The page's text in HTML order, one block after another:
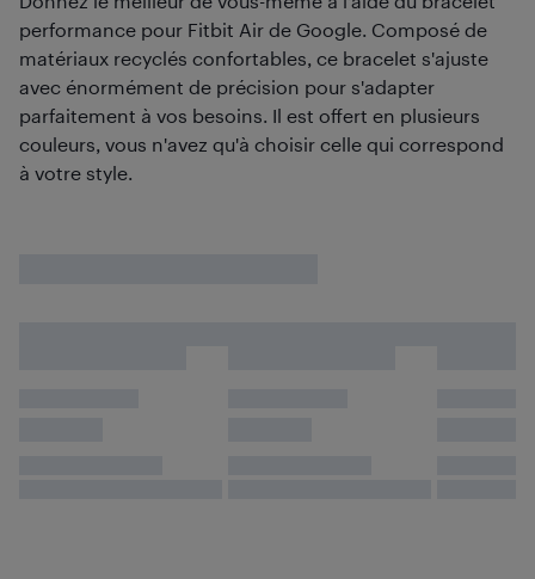
performance pour Fitbit Air de Google. Composé de
matériaux recyclés confortables, ce bracelet s'ajuste
avec énormément de précision pour s'adapter
parfaitement à vos besoins. Il est offert en plusieurs
couleurs, vous n'avez qu'à choisir celle qui correspond
à votre style.